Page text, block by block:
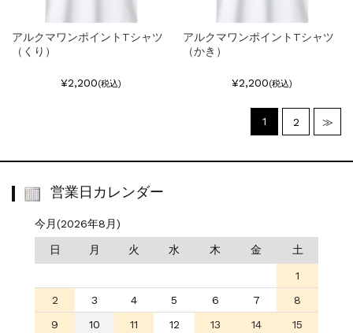
アルクマワンポイントTシャツ
（くり）
¥2,200(税込)
アルクマワンポイントTシャツ
（かき）
¥2,200(税込)
1 2 ≫
営業日カレンダー
今月(2026年8月)
日 月 火 水 木 金 土
1
2
3 4 5 6 7
8
9
10 11 12 13 14
15